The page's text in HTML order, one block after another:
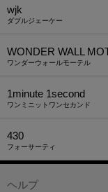
wjk
ダブルジェーケー
WONDER WALL
ワンダーウォールモーテル
1minute​ 1second
ワンミニットワンセカンド
430
フォーサーティ
ヘルプ